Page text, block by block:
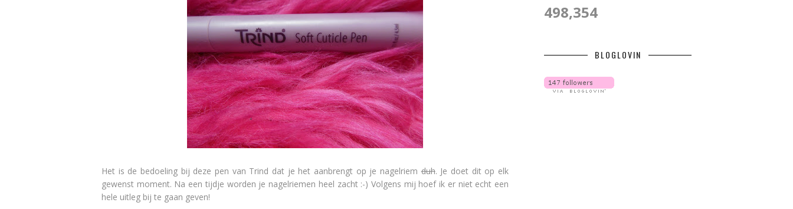
Het is de bedoeling bij deze pen van Trind dat je het aanbrengt op je nagelriemduh. Je doet dit op elk
gewenst moment. Na een tijdje worden je nagelriemen heel zacht :-) Volgens mij hoef ik er niet echt een
hele uitleg bij te gaan geven!
498,354
BLOGLOVIN